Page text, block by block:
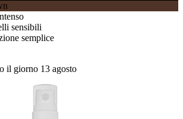
sensibili
semplice
il giorno 13 agosto